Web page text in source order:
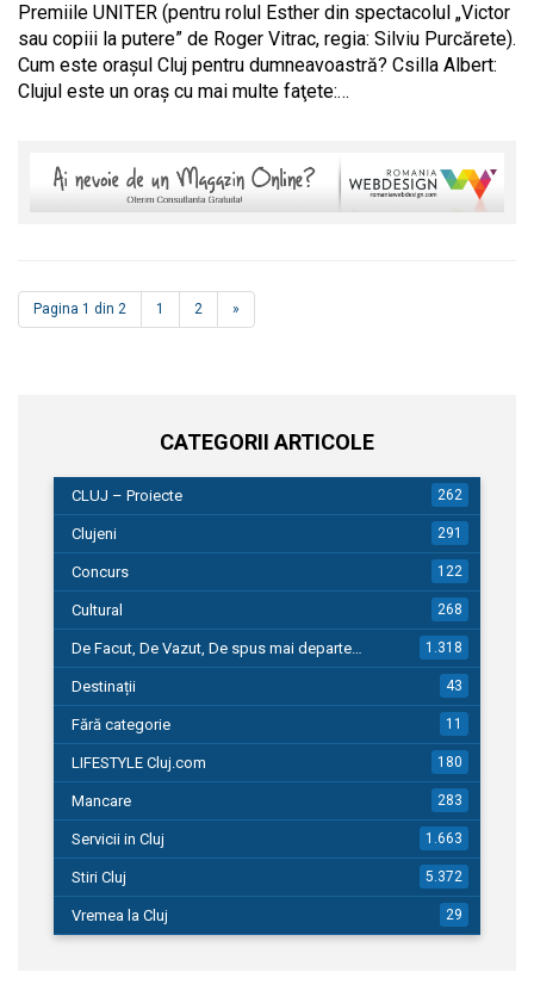
Premiile UNITER (pentru rolul Esther din spectacolul „Victor
sau copiii la putere” de Roger Vitrac, regia: Silviu Purcărete).
Cum este oraşul Cluj pentru dumneavoastră? Csilla Albert:
Clujul este un oraş cu mai multe faţete:…
Pagina 1 din 2 1 2 »
CATEGORII ARTICOLE
CLUJ – Proiecte 262
Clujeni 291
Concurs 122
Cultural 268
De Facut, De Vazut, De spus mai departe… 1.318
Destinații 43
Fără categorie 11
LIFESTYLE Cluj.com 180
Mancare 283
Servicii in Cluj 1.663
Stiri Cluj 5.372
Vremea la Cluj 29